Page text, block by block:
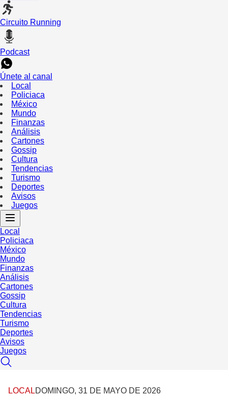
Circuito Running
Podcast
Únete al canal
Local
Policiaca
México
Mundo
Finanzas
Análisis
Cartones
Gossip
Cultura
Tendencias
Turismo
Deportes
Avisos
Juegos
Local
Policiaca
México
Mundo
Finanzas
Análisis
Cartones
Gossip
Cultura
Tendencias
Turismo
Deportes
Avisos
Juegos
LOCALDOMINGO, 31 DE MAYO DE 2026